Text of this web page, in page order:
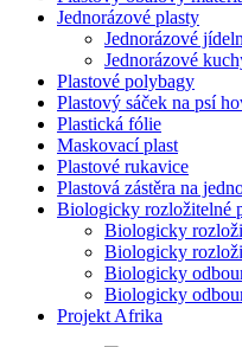
Jednorázové plasty
Jednorázové
Jednorázové
Plastové polybagy
Plastový sáček na psí
Plastická fólie
Maskovací plast
Plastové rukavice
Plastová zástěra na
Biologicky rozložitelné
Biologicky
Biologicky
Biologicky
Biologicky
Projekt Afrika